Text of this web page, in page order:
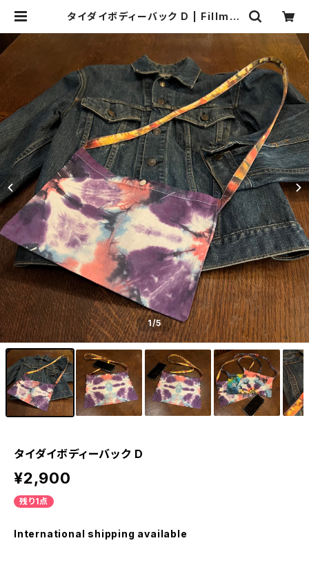
タイダイボディーバック D | Fillmor
1/5
タイダイボディーバック D
¥2,900
残り1点
International shipping available